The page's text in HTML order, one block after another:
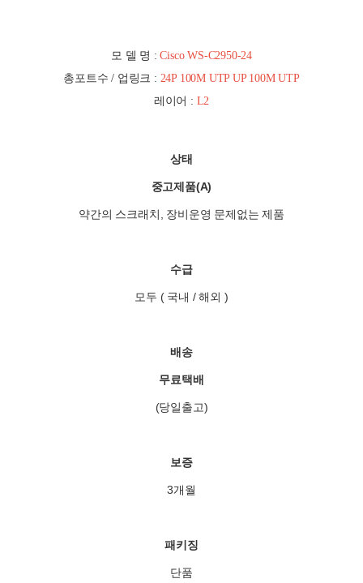
모 델 명 :Cisco WS-C2950-24
총포트수 / 업링크 : 24P 100M UTP UP 100M UTP
레이어 : L2
상태
중고제품(A)
약간의 스크래치, 장비운영 문제없는 제품
수급
모두 ( 국내 / 해외 )
배송
무료택배
(당일출고)
보증
3개월
패키징
단품